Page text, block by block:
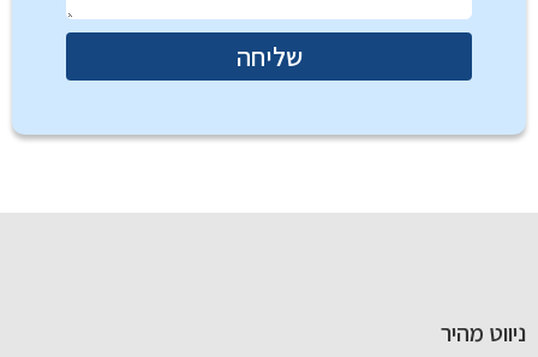
שליחה
ניווט מהיר